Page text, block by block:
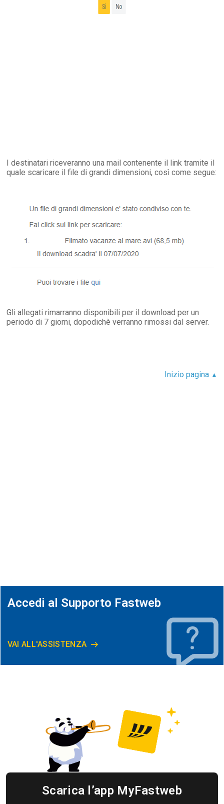
I destinatari riceveranno una mail contenente il link tramite il
quale scaricare il file di grandi dimensioni, così come segue:
Gli allegati rimarranno disponibili per il download per un
periodo di 7 giorni, dopodichè verranno rimossi dal server.
Inizio pagina ▲
Accedi al Supporto Fastweb
VAI ALL'ASSISTENZA
Scarica l’app MyFastweb